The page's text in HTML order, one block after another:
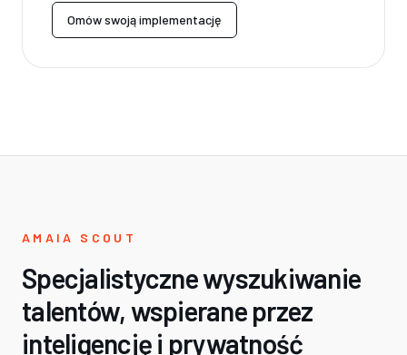
Omów swoją implementację
AMAIA SCOUT
Specjalistyczne wyszukiwanie
talentów, wspierane przez
inteligencję i prywatność